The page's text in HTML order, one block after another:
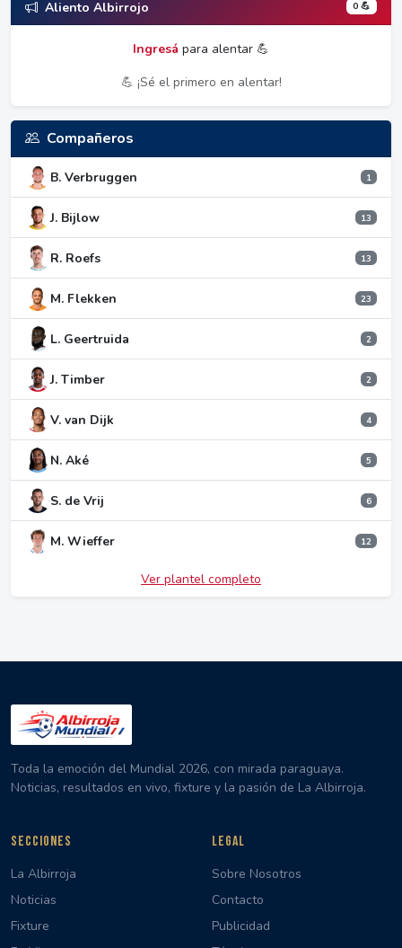
Aliento Albirrojo 0 💪
Ingresá para alentar 💪
💪 ¡Sé el primero en alentar!
Compañeros
B. Verbruggen 1
J. Bijlow 13
R. Roefs 13
M. Flekken 23
L. Geertruida 2
J. Timber 2
V. van Dijk 4
N. Aké 5
S. de Vrij 6
M. Wieffer 12
Ver plantel completo
Toda la emoción del Mundial 2026, con mirada paraguaya.
Noticias, resultados en vivo, fixture y la pasión de La Albirroja.
SECCIONES
La Albirroja
Noticias
Fixture
LEGAL
Sobre Nosotros
Contacto
Publicidad